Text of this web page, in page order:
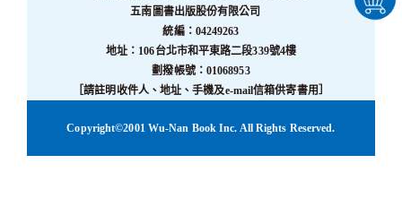
五南圖書出版股份有限公司
統編：04249263
地址：106台北市和平東路二段339號4樓
劃撥帳號：01068953
［請註明收件人、地址、手機及e-mail信箱供寄書用］
Copyright©2001 Wu-Nan Book Inc. All Rights Reserved.